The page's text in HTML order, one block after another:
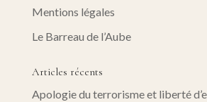
Mentions légales
Le Barreau de l’Aube
Articles récents
Apologie du terrorisme et liberté